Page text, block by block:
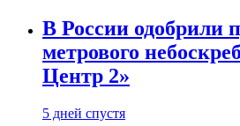
В России одобрили
метрового
Центр 2»
5 дней спустя